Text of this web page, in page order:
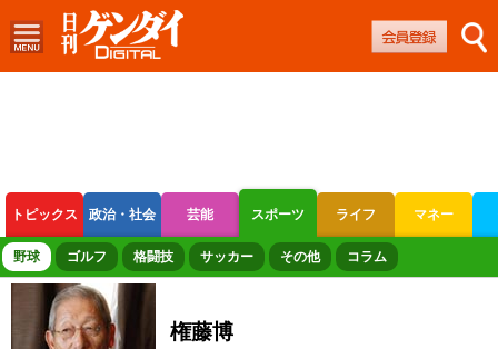
トピックス 政治・社会 芸能 スポーツ ライフ マネー
ボートレース 競輪 オートレース
野球 ゴルフ 格闘技 サッカー その他 コラム
権藤博